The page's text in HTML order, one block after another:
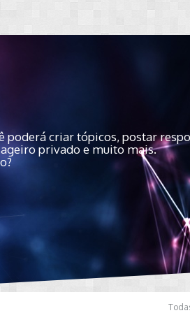
poderá criar tópicos, postar
privado e muito mais.